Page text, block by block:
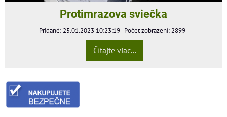
Protimrazova sviečka
Pridané: 25.01.2023 10:23:19 Počet zobrazení: 2899
Čítajte viac...